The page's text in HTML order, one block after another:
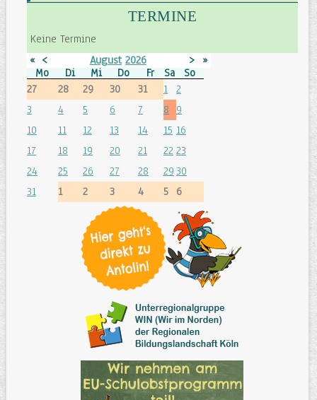
TERMINE
Keine Termine
« < August 2026 > »
Mo
Di Mi Do Fr Sa
So
27
28 29 30 31 1
2
3
4 5 6 7 8 9
10
11 12 13 14 15 16
17
18 19 20 21 22 23
24
25 26 27 28 29 30
31
1 2 3 4 5 6